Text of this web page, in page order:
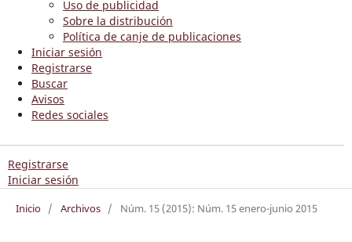
Uso de publicidad
Sobre la distribución
Política de canje de publicaciones
Iniciar sesión
Registrarse
Buscar
Avisos
Redes sociales
Registrarse
Iniciar sesión
Inicio / Archivos / Núm. 15 (2015): Núm. 15 enero-junio 2015